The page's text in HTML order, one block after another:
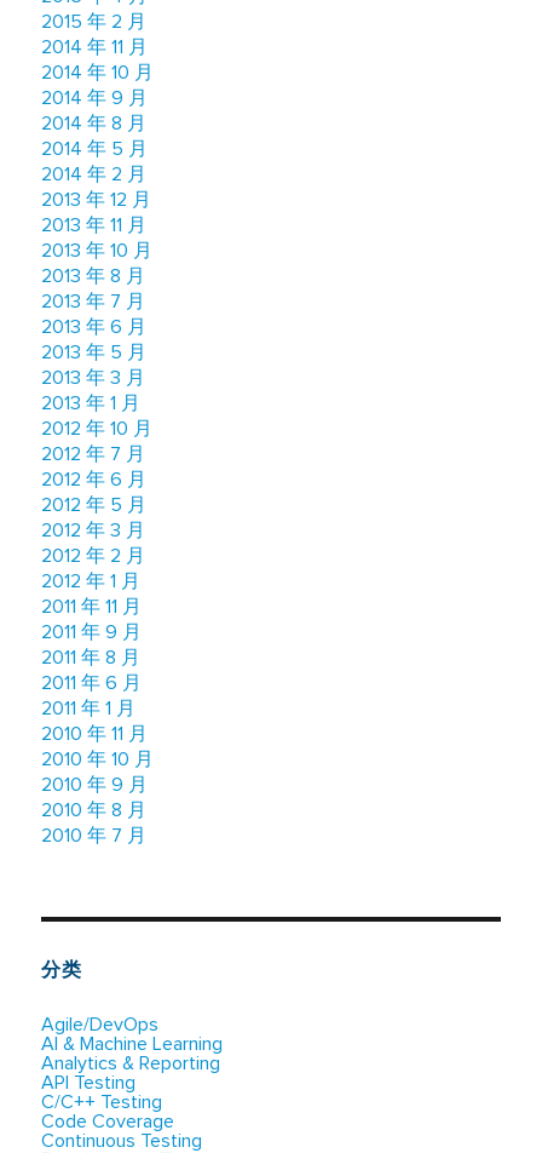
2015 年 2 月
2014 年 11 月
2014 年 10 月
2014 年 9 月
2014 年 8 月
2014 年 5 月
2014 年 2 月
2013 年 12 月
2013 年 11 月
2013 年 10 月
2013 年 8 月
2013 年 7 月
2013 年 6 月
2013 年 5 月
2013 年 3 月
2013 年 1 月
2012 年 10 月
2012 年 7 月
2012 年 6 月
2012 年 5 月
2012 年 3 月
2012 年 2 月
2012 年 1 月
2011 年 11 月
2011 年 9 月
2011 年 8 月
2011 年 6 月
2011 年 1 月
2010 年 11 月
2010 年 10 月
2010 年 9 月
2010 年 8 月
2010 年 7 月
分类
Agile/DevOps
AI & Machine Learning
Analytics & Reporting
API Testing
C/C++ Testing
Code Coverage
Continuous Testing